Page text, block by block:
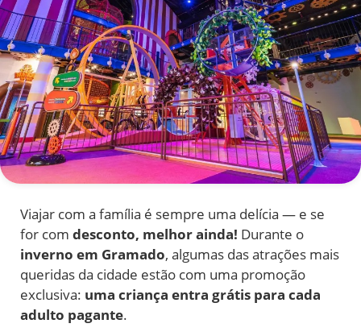
Viajar com a família é sempre uma delícia — e se
for com desconto, melhor ainda! Durante o
inverno em Gramado, algumas das atrações mais
queridas da cidade estão com uma promoção
exclusiva: uma criança entra grátis para cada
adulto pagante.